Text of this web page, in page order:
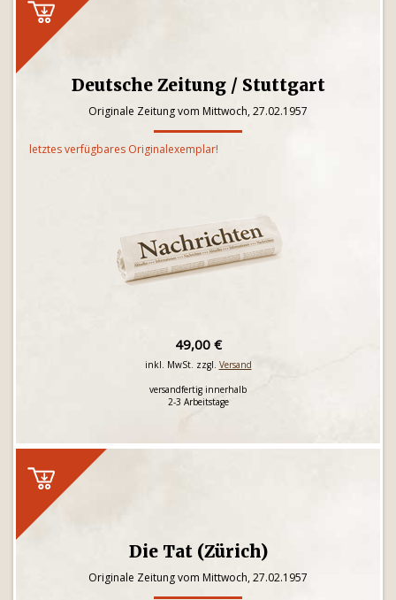
Deutsche Zeitung / Stuttgart
Originale Zeitung vom Mittwoch, 27.02.1957
letztes verfügbares Originalexemplar!
49,00 €
inkl. MwSt. zzgl. Versand
versandfertig innerhalb
2-3 Arbeitstage
Die Tat (Zürich)
Originale Zeitung vom Mittwoch, 27.02.1957